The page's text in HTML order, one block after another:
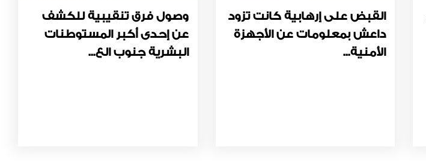
القبض على إرهابية كانت تزود
داعش بمعلومات عن الأجهزة
الأمنية...
وصول فرق تنقيبية للكشف
عن إحدى أكبر المستوطنات
البشرية جنوب الع...